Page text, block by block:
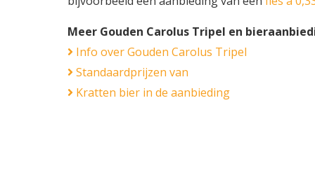
Meer Gouden Carolus Tripel en
Info over Gouden Carolus Tripel
Standaardprijzen van
Kratten bier in de aanbieding